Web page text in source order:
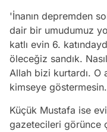
'İnanın depremden
dair bir umudumuz
katlı evin 6.
öleceğiz sandık.
Allah bizi kurtardı. O
kimseye
Küçük Mustafa ise
gazetecileri görünce